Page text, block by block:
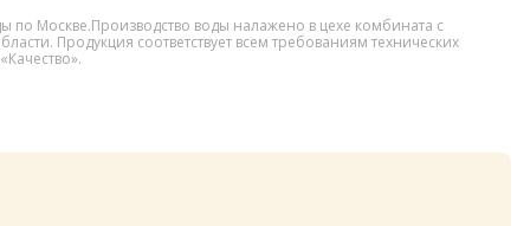
Москве.Производство воды налажено в цехе комбината с
Продукция соответствует всем требованиям технических